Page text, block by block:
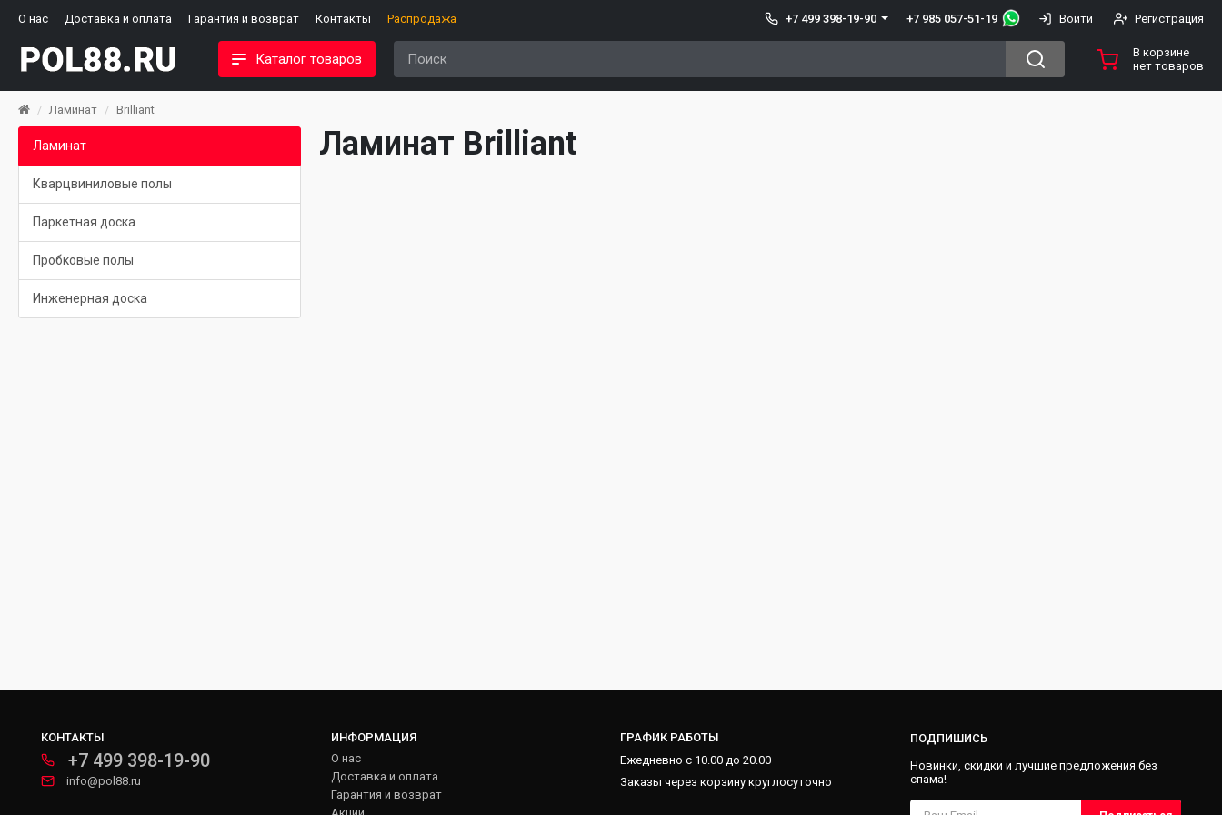
О нас Доставка и оплата Гарантия и возврат Контакты Распродажа +7 499 398-19-90 +7 985 057-51-19 Войти Регистрация
Каталог товаров
В корзине
нет товаров
Ламинат Brilliant
Ламинат
Кварцвиниловые полы
Паркетная доска
Пробковые полы
Инженерная доска
Ламинат Brilliant
КОНТАКТЫ
+7 499 398-19-90
info@pol88.ru
ИНФОРМАЦИЯ
О нас
Доставка и оплата
Гарантия и возврат
ГРАФИК РАБОТЫ
Ежедневно с 10.00 до 20.00
Заказы через корзину круглосуточно
ПОДПИШИСЬ
Новинки, скидки и лучшие предложения без
спама!